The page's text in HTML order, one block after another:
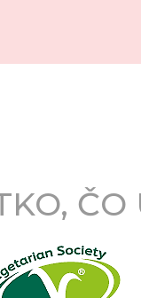
ČO